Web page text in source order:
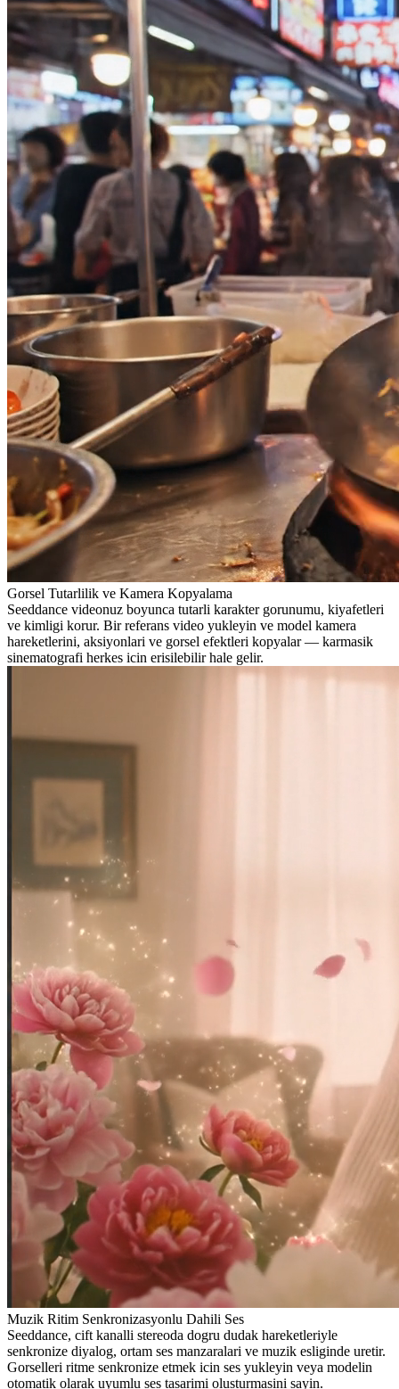
Gorsel Tutarlilik ve Kamera Kopyalama
Seeddance videonuz boyunca tutarli karakter gorunumu, kiyafetleri
ve kimligi korur. Bir referans video yukleyin ve model kamera
hareketlerini, aksiyonlari ve gorsel efektleri kopyalar — karmasik
sinematografi herkes icin erisilebilir hale gelir.
Muzik Ritim Senkronizasyonlu Dahili Ses
Seeddance, cift kanalli stereoda dogru dudak hareketleriyle
senkronize diyalog, ortam ses manzaralari ve muzik esliginde uretir.
Gorselleri ritme senkronize etmek icin ses yukleyin veya modelin
otomatik olarak uyumlu ses tasarimi olusturmasini sayin.